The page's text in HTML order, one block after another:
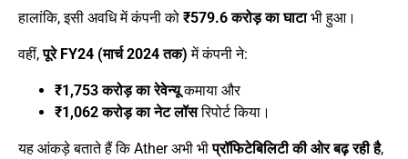
हालांकि, इसी अवधि में कंपनी को ₹579.6 करोड़ का घाटाभी हुआ।
वहीं,पूरे FY24 (मार्च 2024 तक) में कंपनी ने:
₹1,753 करोड़ का रेवेन्यूकमाया और
₹1,062 करोड़ का नेट लॉसरिपोर्ट किया।
यह आंकड़े बताते हैं कि Ather अभी भीप्रॉफिटेबिलिटी की ओर बढ़ रही है,